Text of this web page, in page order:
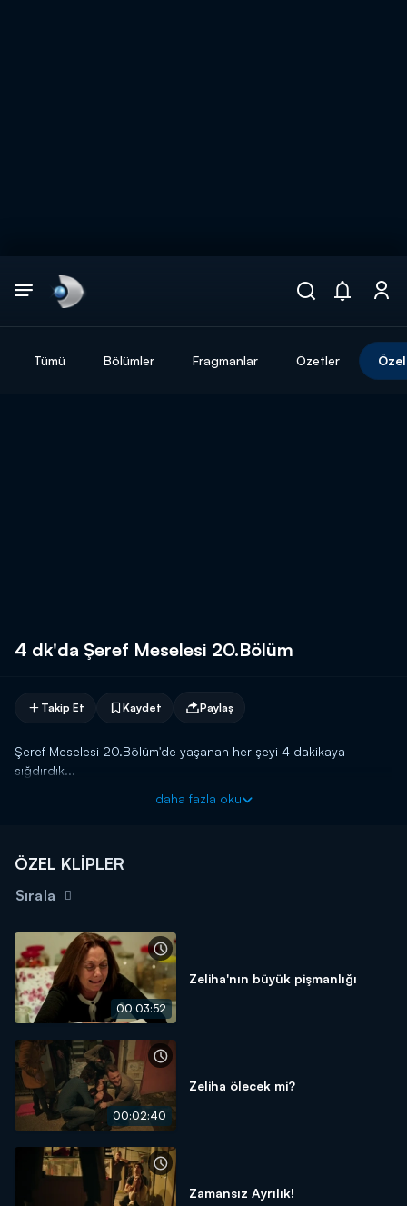
Tümü Bölümler Fragmanlar Özetler
4 dk'da Şeref Meselesi 20.Bölüm
Takip Et Kaydet Paylaş
Şeref Meselesi 20.Bölüm'de yaşanan her şeyi 4 dakikaya
sığdırdık...
daha fazla oku
ÖZEL KLİPLER
Sırala
00:03:52
Zeliha'nın büyük pişmanlığı
00:02:40
Zeliha ölecek mi?
Zamansız Ayrılık!